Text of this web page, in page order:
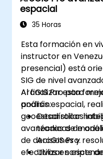
espacial
35 Horas
Esta formación en
instructor en
presencial) está
SIG de nivel
ArcGIS Pro para
análisis espacial,
geoestadísticos
avanzadas de
de decisiones y
efectivas en
Al finalizar esta
podrán:
Desarrollar
técnicas de
ArcGIS Pro.
Utilizar scripts